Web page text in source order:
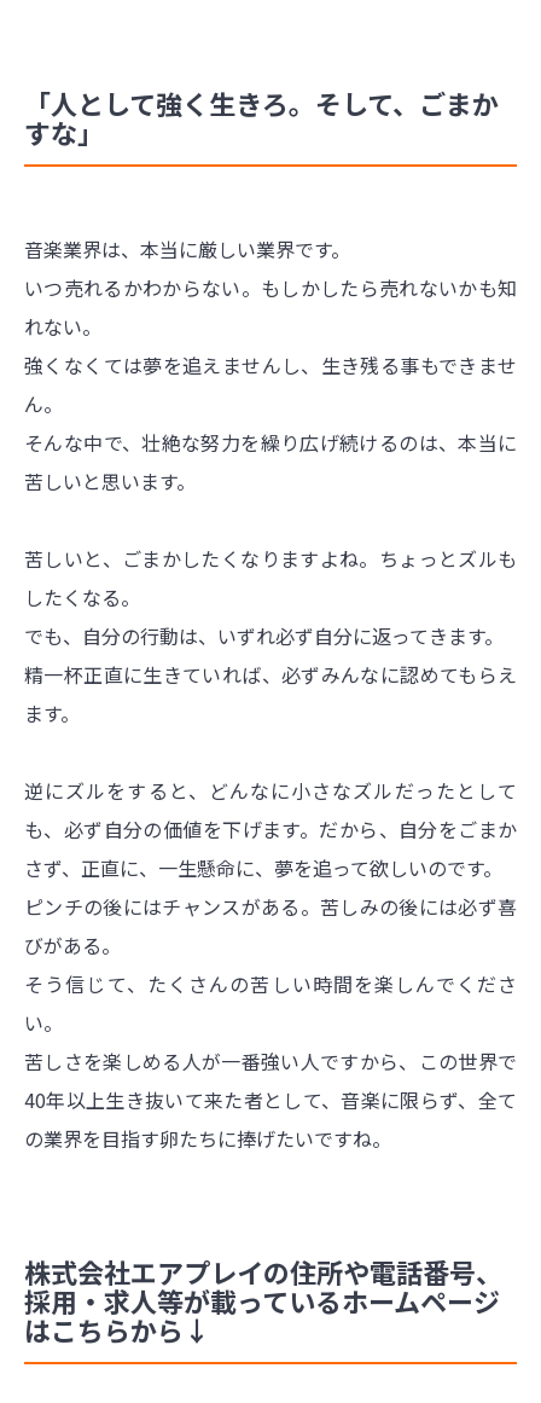
「人として強く生きろ。そして、ごまか
すな」
音楽業界は、本当に厳しい業界です。
いつ売れるかわからない。もしかしたら売れないかも知
れない。
強くなくては夢を追えませんし、生き残る事もできませ
ん。
そんな中で、壮絶な努力を繰り広げ続けるのは、本当に
苦しいと思います。
苦しいと、ごまかしたくなりますよね。ちょっとズルも
したくなる。
でも、自分の行動は、いずれ必ず自分に返ってきます。
精一杯正直に生きていれば、必ずみんなに認めてもらえ
ます。
逆にズルをすると、どんなに小さなズルだったとして
も、必ず自分の価値を下げます。だから、自分をごまか
さず、正直に、一生懸命に、夢を追って欲しいのです。
ピンチの後にはチャンスがある。苦しみの後には必ず喜
びがある。
そう信じて、たくさんの苦しい時間を楽しんでくださ
い。
苦しさを楽しめる人が一番強い人ですから、この世界で
40年以上生き抜いて来た者として、音楽に限らず、全て
の業界を目指す卵たちに捧げたいですね。
株式会社エアプレイの住所や電話番号、
採用・求人等が載っているホームページ
はこちらから↓